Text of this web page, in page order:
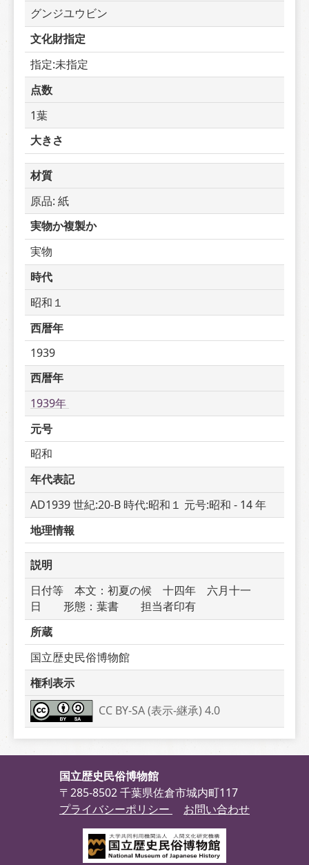
グンジユウビン
文化財指定
指定:未指定
点数
1葉
大きさ
材質
原品: 紙
実物か複製か
実物
時代
昭和１
西暦年
1939
西暦年
1939年
元号
昭和
年代表記
AD1939 世紀:20-B 時代:昭和１ 元号:昭和 - 14 年
地理情報
説明
日付等　本文：初夏の候　十四年　六月十一
日　　形態：葉書　　担当者印有
所蔵
国立歴史民俗博物館
権利表示
CC BY-SA (表示-継承) 4.0
国立歴史民俗博物館
〒285-8502 千葉県佐倉市城内町117
プライバシーポリシー
お問い合わせ